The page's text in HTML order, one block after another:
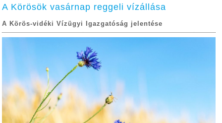
A Körösök vasárnap reggeli vízállása
A Körös-vidéki Vízügyi Igazgatóság jelentése